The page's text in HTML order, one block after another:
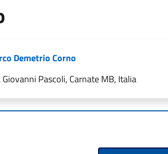
Demetrio Corno
Giovanni Pascoli, Carnate MB, Italia